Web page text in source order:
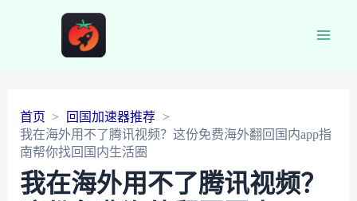
首页
回国加速器推荐
我在海外用不了腾讯视频？这份免费海外翻回国内app指
南帮你找回国内生活圈
我在海外用不了腾讯视频？